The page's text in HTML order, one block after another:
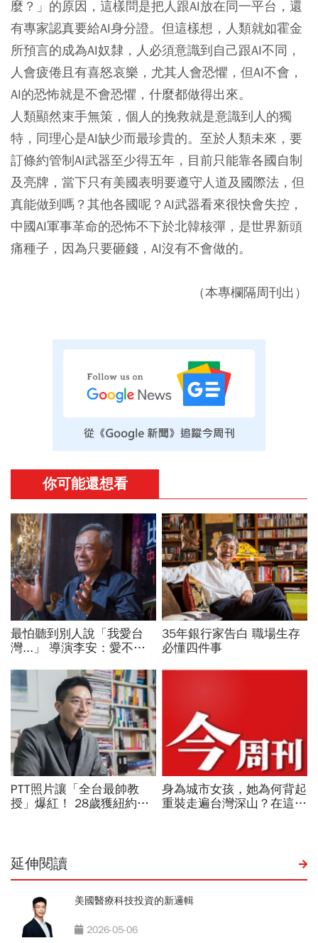
麼？」的原因，這樣問是把人跟AI放在同一平台，還
有專家認真要給AI身分證。但這樣想，人類就如霍金
所預言的成為AI奴隸，人必須意識到自己跟AI不同，
人會疲倦且有喜怒哀樂，尤其人會恐懼，但AI不會，
AI的恐怖就是不會恐懼，什麼都做得出來。
人類顯然束手無策，個人的挽救就是意識到人的獨
特，同理心是AI缺少而最珍貴的。至於人類未來，要
訂條約管制AI武器至少得五年，目前只能靠各國自制
及亮牌，當下只有美國表明要遵守人道及國際法，但
真能做到嗎？其他各國呢？AI武器看來很快會失控，
中國AI軍事革命的恐怖不下於北韓核彈，是世界新頭
痛種子，因為只要砸錢，AI沒有不會做的。
（本專欄隔周刊出）
延伸閱讀
美國醫療科技投資的新邏輯
2026-05-06